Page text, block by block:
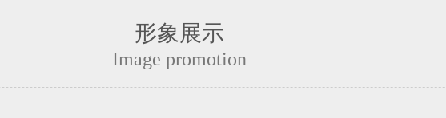
形象展示
Image promotion